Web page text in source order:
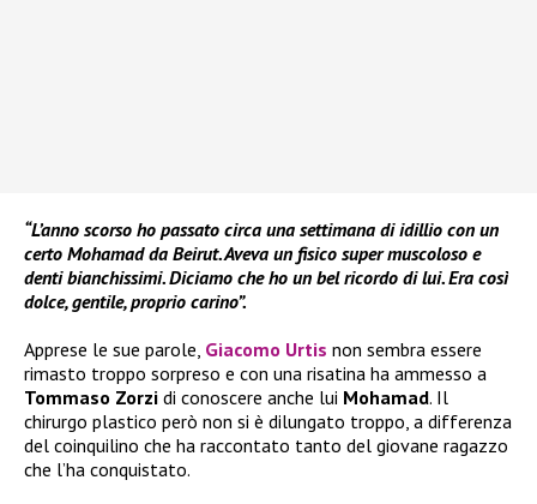
“L’anno scorso ho passato circa una settimana di idillio con un
certo Mohamad da Beirut. Aveva un fisico super muscoloso e
denti bianchissimi. Diciamo che ho un bel ricordo di lui. Era così
dolce, gentile, proprio carino”.
Apprese le sue parole, Giacomo Urtis non sembra essere
rimasto troppo sorpreso e con una risatina ha ammesso a
Tommaso Zorzi di conoscere anche lui Mohamad. Il
chirurgo plastico però non si è dilungato troppo, a differenza
del coinquilino che ha raccontato tanto del giovane ragazzo
che l’ha conquistato.